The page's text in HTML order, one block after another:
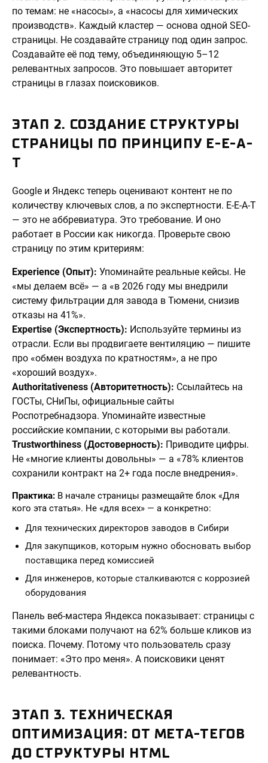
по темам: не «насосы», а «насосы для химических
производств». Каждый кластер — основа одной SEO-
страницы. Не создавайте страницу под один запрос.
Создавайте её под тему, объединяющую 5–12
релевантных запросов. Это повышает авторитет
страницы в глазах поисковиков.
ЭТАП 2. СОЗДАНИЕ СТРУКТУРЫ
СТРАНИЦЫ ПО ПРИНЦИПУ E-E-A-
T
Google и Яндекс теперь оценивают контент не по
количеству ключевых слов, а по экспертности. E-E-A-T
— это не аббревиатура. Это требование. И оно
работает в России как никогда. Проверьте свою
страницу по этим критериям:
Experience (Опыт): Упоминайте реальные кейсы. Не
«мы делаем всё» — а «в 2026 году мы внедрили
систему фильтрации для завода в Тюмени, снизив
отказы на 41%».
Expertise (Экспертность): Используйте термины из
отрасли. Если вы продвигаете вентиляцию — пишите
про «обмен воздуха по кратностям», а не про
«хороший воздух».
Authoritativeness (Авторитетность): Ссылайтесь на
ГОСТы, СНиПы, официальные сайты
Роспотребнадзора. Упоминайте известные
российские компании, с которыми вы работали.
Trustworthiness (Достоверность): Приводите цифры.
Не «многие клиенты довольны» — а «78% клиентов
сохранили контракт на 2+ года после внедрения».
Практика: В начале страницы размещайте блок «Для
кого эта статья». Не «для всех» — а конкретно:
Для технических директоров заводов в Сибири
Для закупщиков, которым нужно обосновать выбор
поставщика перед комиссией
Для инженеров, которые сталкиваются с коррозией
оборудования
Панель веб-мастера Яндекса показывает: страницы с
такими блоками получают на 62% больше кликов из
поиска. Почему. Потому что пользователь сразу
понимает: «Это про меня». А поисковики ценят
релевантность.
ЭТАП 3. ТЕХНИЧЕСКАЯ
ОПТИМИЗАЦИЯ: ОТ МЕТА-ТЕГОВ
ДО СТРУКТУРЫ HTML